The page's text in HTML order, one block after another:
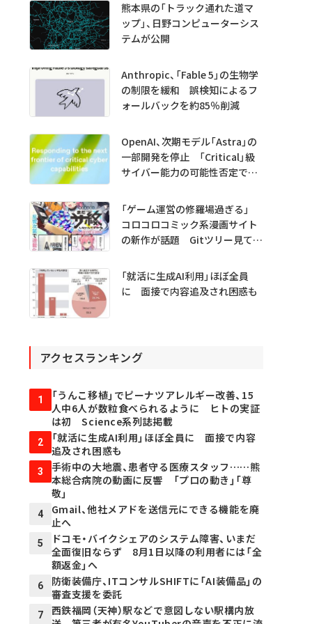
熊本県の「トラック通れた道マ
ップ」、日野コンピューターシス
テムが公開
Anthropic、「Fable 5」の生物学
の制限を緩和 誤検知によるフ
ォールバックを約85％削減
OpenAI、次期モデル「Astra」の
一部開発を停止 「Critical」級
サイバー能力の可能性否定でき
「ゲーム運営の修羅場過ぎる」
コロコロコミック系漫画サイト
の新作が話題 Gitツリー見てガ
「就活に生成AI利用」ほぼ全員
に 面接で内容追及され困惑も
アクセスランキング
1
「うんこ移植」でピーナツアレルギー改善、15
人中6人が数粒食べられるように ヒトの実証
は初 Science系列誌掲載
2
「就活に生成AI利用」ほぼ全員に 面接で内容
追及され困惑も
3
手術中の大地震、患者守る医療スタッフ……熊
本総合病院の動画に反響 「プロの動き」「尊
敬」
4
Gmail、他社メアドを送信元にできる機能を廃
止へ
5
ドコモ・バイクシェアのシステム障害、いまだ
全面復旧ならず 8月1日以降の利用者には「全
額返金」へ
6
防衛装備庁、ITコンサルSHIFTに「AI装備品」の
審査支援を委託
7
西鉄福岡（天神）駅などで意図しない駅構内放